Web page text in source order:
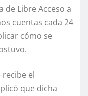
de Libre Acceso a
cuentas cada 24
cómo se
el
que dicha